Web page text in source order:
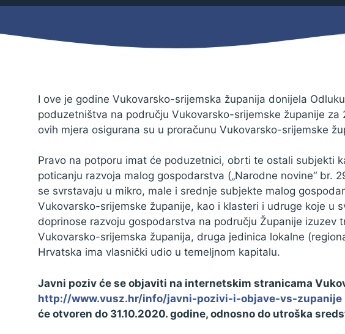
Izbori
Procedure
Službeni
Otvoreni
Ostali
Pravo na pristup informacijama
Zaštita podataka
I ove je godine Vukovarsko-srijemska županija donijela
poduzetništva na području Vukovarsko-srijemske županije
ovih mjera osigurana su u proračunu Vukovarsko-srijemske
Pravo na potporu imat će poduzetnici, obrti te ostali subjekti
poticanju razvoja malog gospodarstva („Narodne novine“ br.
se svrstavaju u mikro, male i srednje subjekte malog
Vukovarsko-srijemske županije, kao i klasteri i udruge koje u
doprinose razvoju gospodarstva na području Županije izuzev
Vukovarsko-srijemska županija, druga jedinica lokalne
Hrvatska ima vlasnički udio u temeljnom kapitalu.
Javni poziv će se objaviti na internetskim stranicama
http://www.vusz.hr/info/javni-pozivi-i-objave-vs-zupanije
će otvoren do 31.10.2020. godine, odnosno do utroška